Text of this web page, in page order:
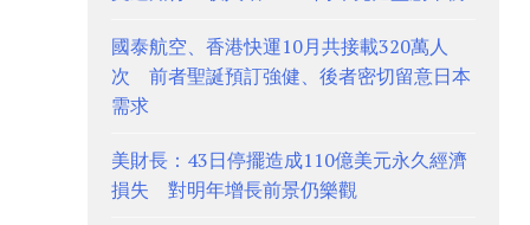
國泰航空、香港快運10月共接載320萬人
次 前者聖誕預訂強健、後者密切留意日本
需求
美財長：43日停擺造成110億美元永久經濟
損失 對明年增長前景仍樂觀